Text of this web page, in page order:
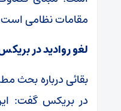
مقامات نظامی
لغو روادید در
بقائی درباره بحث
در بریکس گفت: